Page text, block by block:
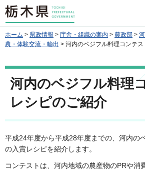
栃木県
ホーム > 県政情報 > 庁舎・組織の案内 > 農政部 >
農・体験交流・輸出 > 河内のベジフル料理コンテ
河内のベジフル料理
レシピのご紹介
平成24年度から平成28年度までの、河内の
の入賞レシピを紹介します。
コンテストは、河内地域の農産物のPRや消